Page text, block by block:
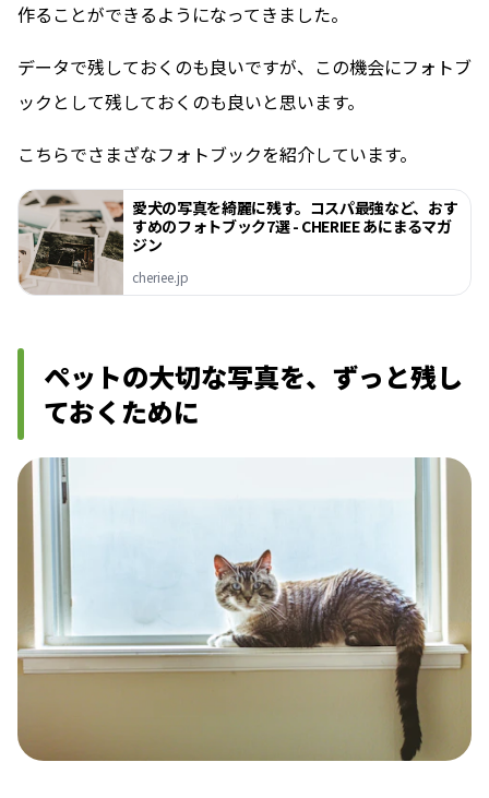
作ることができるようになってきました。
データで残しておくのも良いですが、この機会にフォトブ
ックとして残しておくのも良いと思います。
こちらでさまざなフォトブックを紹介しています。
愛犬の写真を綺麗に残す。コスパ最強など、おす
すめのフォトブック7選 - CHERIEE あにまるマガ
ジン
cheriee.jp
ペットの大切な写真を、ずっと残し
ておくために